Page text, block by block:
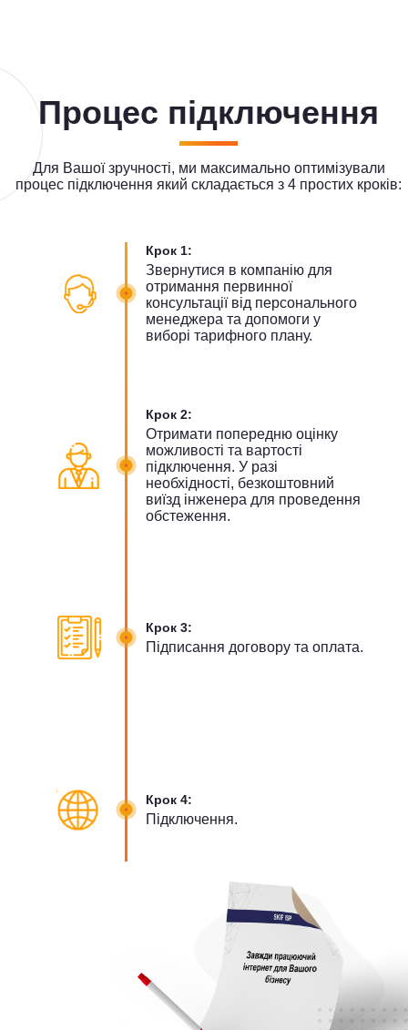
Процес підключення
Для Вашої зручності, ми максимально оптимізували
процес підключення який складається з 4 простих кроків:
Крок 1:
Звернутися в компанію для
отримання первинної
консультації від персонального
менеджера та допомоги у
виборі тарифного плану.
Крок 2:
Отримати попередню оцінку
можливості та вартості
підключення. У разі
необхідності, безкоштовний
виїзд інженера для проведення
обстеження.
Крок 3:
Підписання договору та оплата.
Крок 4:
Підключення.